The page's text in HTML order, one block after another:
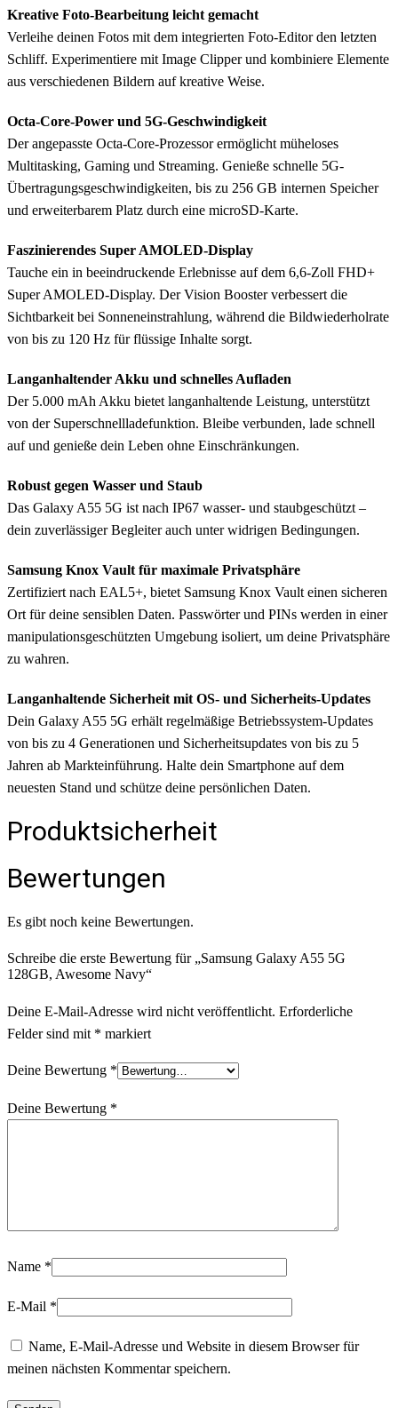
Kreative Foto-Bearbeitung leicht gemacht
Verleihe deinen Fotos mit dem integrierten Foto-Editor den letzten
Schliff. Experimentiere mit Image Clipper und kombiniere Elemente
aus verschiedenen Bildern auf kreative Weise.
Octa-Core-Power und 5G-Geschwindigkeit
Der angepasste Octa-Core-Prozessor ermöglicht müheloses
Multitasking, Gaming und Streaming. Genieße schnelle 5G-
Übertragungsgeschwindigkeiten, bis zu 256 GB internen Speicher
und erweiterbarem Platz durch eine microSD-Karte.
Faszinierendes Super AMOLED-Display
Tauche ein in beeindruckende Erlebnisse auf dem 6,6-Zoll FHD+
Super AMOLED-Display. Der Vision Booster verbessert die
Sichtbarkeit bei Sonneneinstrahlung, während die Bildwiederholrate
von bis zu 120 Hz für flüssige Inhalte sorgt.
Langanhaltender Akku und schnelles Aufladen
Der 5.000 mAh Akku bietet langanhaltende Leistung, unterstützt
von der Superschnellladefunktion. Bleibe verbunden, lade schnell
auf und genieße dein Leben ohne Einschränkungen.
Robust gegen Wasser und Staub
Das Galaxy A55 5G ist nach IP67 wasser- und staubgeschützt –
dein zuverlässiger Begleiter auch unter widrigen Bedingungen.
Samsung Knox Vault für maximale Privatsphäre
Zertifiziert nach EAL5+, bietet Samsung Knox Vault einen sicheren
Ort für deine sensiblen Daten. Passwörter und PINs werden in einer
manipulationsgeschützten Umgebung isoliert, um deine Privatsphäre
zu wahren.
Langanhaltende Sicherheit mit OS- und Sicherheits-Updates
Dein Galaxy A55 5G erhält regelmäßige Betriebssystem-Updates
von bis zu 4 Generationen und Sicherheitsupdates von bis zu 5
Jahren ab Markteinführung. Halte dein Smartphone auf dem
neuesten Stand und schütze deine persönlichen Daten.
Produktsicherheit
Bewertungen
Es gibt noch keine Bewertungen.
Schreibe die erste Bewertung für „Samsung Galaxy A55 5G
128GB, Awesome Navy“
Deine E-Mail-Adresse wird nicht veröffentlicht. Erforderliche
Felder sind mit * markiert
Deine Bewertung *
Deine Bewertung *
Name *
E-Mail *
Name, E-Mail-Adresse und Website in diesem Browser für
meinen nächsten Kommentar speichern.